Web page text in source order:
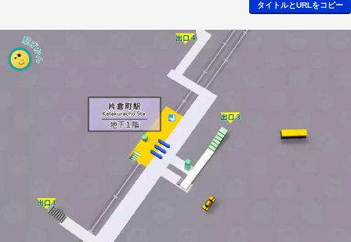
タイトルとURLをコピー